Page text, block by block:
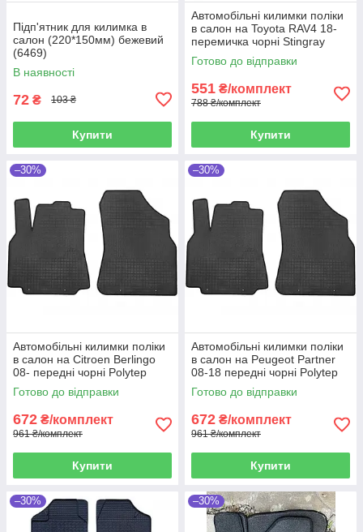
Підп'ятник для килимка в
салон (220*150мм) бежевий
(6469)
В наявності
72 ₴ 103 ₴
Купити
Автомобільні килимки поліки
в салон на Toyota RAV4 18-
перемичка чорні Stingray
Тойота РАВ4
Готово до відправки
551 ₴/комплект
788 ₴/комплект
Купити
–30%
Автомобільні килимки поліки
в салон на Citroen Berlingo
08- передні чорні Polytep
Сітроен Берлінго
Готово до відправки
672 ₴/комплект
961 ₴/комплект
Купити
–30%
Автомобільні килимки поліки
в салон на Peugeot Partner
08-18 передні чорні Polytep
Пежо Партнер
Готово до відправки
672 ₴/комплект
961 ₴/комплект
Купити
–30% –30%